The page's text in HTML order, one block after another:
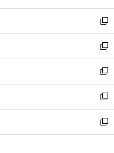
開
く
ウ
で
開
く
ン
ド
ウ
で
開
く
ウ
ィ
ン
ド
ウ
で
開
く
し
い
ウ
ィ
ン
ド
ウ
で
開
く
新
し
い
ウ
ィ
ン
ド
ウ
で
開
新
し
い
ウ
ィ
ン
ド
ウ
新
し
い
ウ
ィ
ン
新
し
い
ウ
新
し